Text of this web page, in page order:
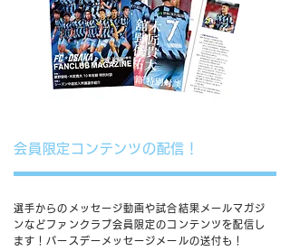
会員限定コンテンツの配信！
選手からのメッセージ動画や試合結果メールマガジ
ンなどファンクラブ会員限定のコンテンツを配信し
ます！ バースデーメッセージメールの送付も！